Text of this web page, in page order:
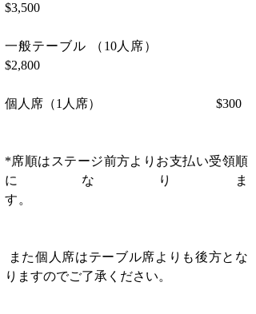
$3,500
一般テーブル （10人席）
$2,800
個人席（1人席）                                    $300
*席順はステージ前方よりお支払い受領順
になりま
す。
また個人席はテーブル席よりも後方とな
りますのでご了承ください。